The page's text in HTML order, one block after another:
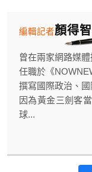
顏得智
編輯記者
曾在兩家網路媒
任職於《
撰寫國際政治、
因為黃金三劍客
球...